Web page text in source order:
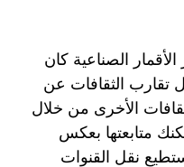
الصناعية كان
تقارب الثقافات عن
الأخرى من خلال
متابعتها بعكس
نقل القنوات